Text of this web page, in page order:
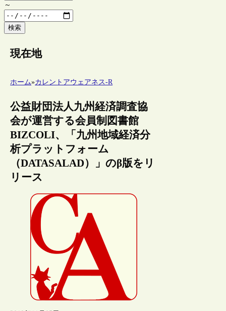
～
検索
現在地
ホーム»カレントアウェアネス-R
公益財団法人九州経済調査協
会が運営する会員制図書館
BIZCOLI、「九州地域経済分
析プラットフォーム
（DATASALAD）」のβ版をリ
リース